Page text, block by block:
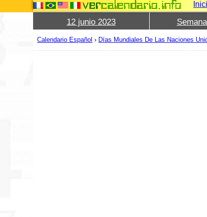
12 junio 2023
Calendario Español › Días Mundiales De Las Naciones